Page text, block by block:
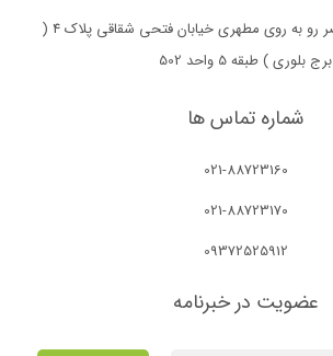
تهران - خیابان ولیعصر رو به روی مطهری خیابان فتحی شقاقی پلاک 4 (
برج بلوری ) طبقه 5 واحد 502
شماره تماس ها
021-88723160
021-88723170
09372525912
عضویت در خبرنامه